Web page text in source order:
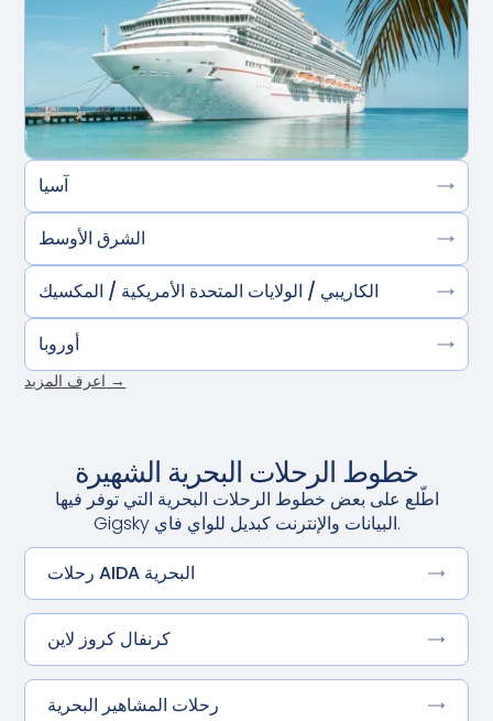
آسيا
الشرق الأوسط
الكاريبي / الولايات المتحدة الأمريكية / المكسيك
أوروبا
اعرف المزيد →
خطوط الرحلات البحرية الشهيرة
اطّلع على بعض خطوط الرحلات البحرية التي توفر فيها
Gigsky البيانات والإنترنت كبديل للواي فاي.
رحلات AIDA البحرية
كرنفال كروز لاين
رحلات المشاهير البحرية